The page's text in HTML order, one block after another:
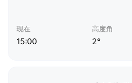
现在
15:00
高度角
2°